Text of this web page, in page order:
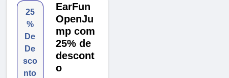
25
%
De
De
sco
nto
EarFun
OpenJu
mp com
25% de
descont
o